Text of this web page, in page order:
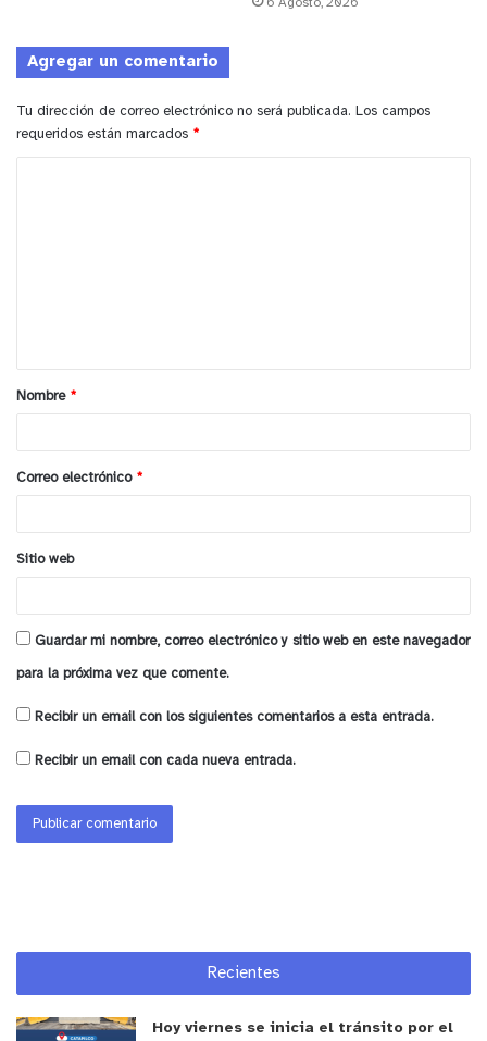
00:00
y tú, ¿qué opinas?
Agregar un comentario
Tu dirección de correo electrónico no será publicada. Los campos
requeridos están marcados *
a
r
*
Nombre *
Correo electrónico *
Sitio web
Guardar mi nombre, correo electrónico y sitio web en este navegador
para la próxima vez que comente.
Recibir un email con los siguientes comentarios a esta entrada.
Recibir un email con cada nueva entrada.
Recientes
Hoy viernes se inicia el tránsito por el